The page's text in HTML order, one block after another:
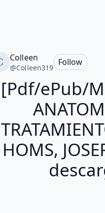
Colleen
@Colleen319
Follow
[Pdf/ePub/
HOMS,